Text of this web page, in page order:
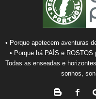
• Porque apetecem aventuras
• Porque há PAÍS e ROSTOS
Todas as enseadas e
sonhos,